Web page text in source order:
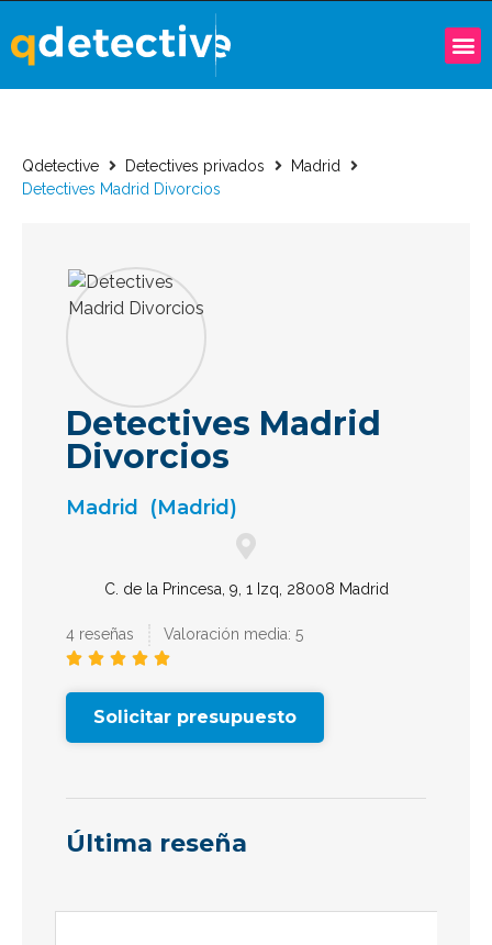
Qdetective Detectives privados
Madrid
Detectives Madrid Divorcios
Detectives Madrid
Divorcios
Madrid (Madrid)
C. de la Princesa, 9, 1 Izq, 28008 Madrid
4 reseñas Valoración media: 5
    
Solicitar presupuesto
Última reseña